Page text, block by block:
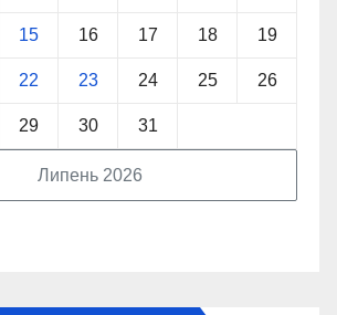
Липень 2026
15 16 17 18 19
22 23 24 25 26
29 30 31